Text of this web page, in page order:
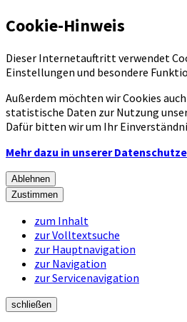
Cookie-Hinweis
Dieser Internetauftritt verwendet
Einstellungen und besondere
Außerdem möchten wir Cookies
statistische Daten zur Nutzung
Dafür bitten wir um Ihr
Mehr dazu in unserer
Ablehnen
Zustimmen
zum Inhalt
zur Volltextsuche
zur Hauptnavigation
zur Navigation
zur Servicenavigation
schließen